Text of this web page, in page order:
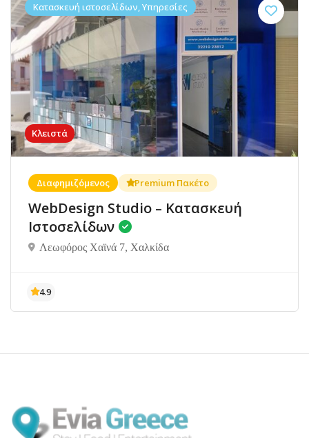
Κλειστά
Κατασκευή ιστοσελίδων, Υπηρεσίες
Διαφημιζόμενος Premium Πακέτο
WebDesign Studio – Κατασκευή
Ιστοσελίδων
Λεωφόρος Χαϊνά 7, Χαλκίδα